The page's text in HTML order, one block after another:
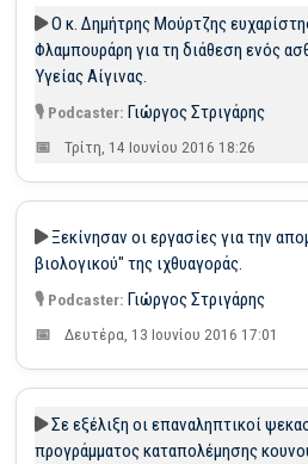
Ο κ. Δημήτρης Μούρτζης
Φλαμπουράρη για τη διάθεση ενός
Υγείας Αίγινας.
Γιώργος Στριγάρης
Τρίτη, 14 Ιουνίου 2016 18:26
Ξεκίνησαν οι εργασίες για την
βιολογικού" της ιχθυαγοράς.
Γιώργος Στριγάρης
Δευτέρα, 13 Ιουνίου 2016 17:01
Σε εξέλιξη οι επαναληπτικοί
προγράμματος καταπολέμησης